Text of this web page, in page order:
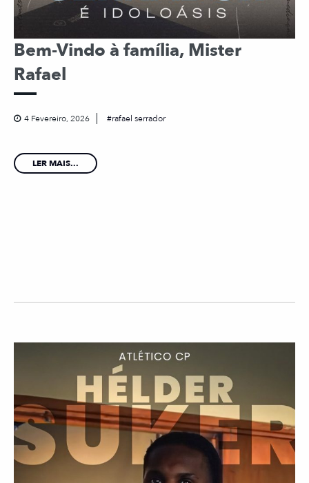
Bem-Vindo à família, Mister
Rafael
4 Fevereiro, 2026 rafael serrador
LER MAIS...